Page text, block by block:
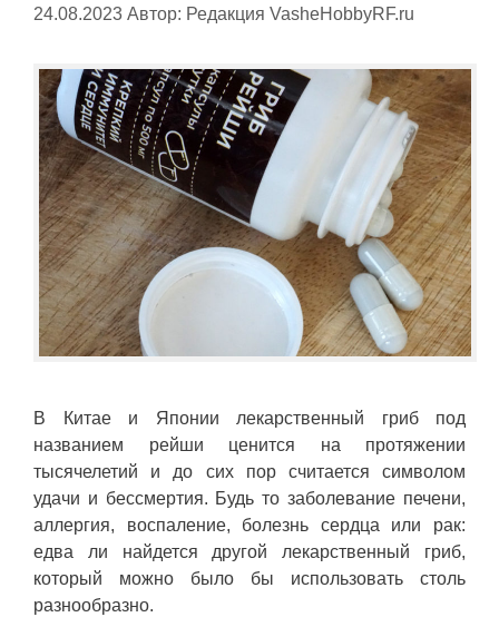
24.08.2023 Автор: Редакция VasheHobbyRF.ru
В Китае и Японии лекарственный гриб под
названием рейши ценится на протяжении
тысячелетий и до сих пор считается символом
удачи и бессмертия. Будь то заболевание печени,
аллергия, воспаление, болезнь сердца или рак:
едва ли найдется другой лекарственный гриб,
который можно было бы использовать столь
разнообразно.